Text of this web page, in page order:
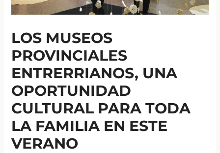
LOS MUSEOS
PROVINCIALES
ENTRERRIANOS, UNA
OPORTUNIDAD
CULTURAL PARA TODA
LA FAMILIA EN ESTE
VERANO